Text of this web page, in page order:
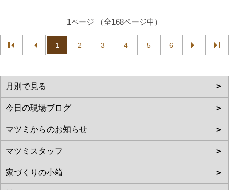
1ページ （全168ページ中）
1 2 3 4 5 6